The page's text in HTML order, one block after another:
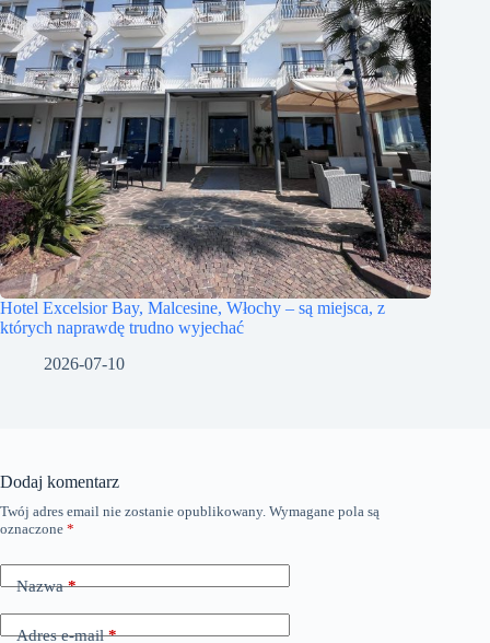
Hotel Excelsior Bay, Malcesine, Włochy – są miejsca, z
których naprawdę trudno wyjechać
2026-07-10
Dodaj komentarz
Twój adres email nie zostanie opublikowany. Wymagane pola są
oznaczone *
Nazwa*
Adres e-mail*
A
l
r
n